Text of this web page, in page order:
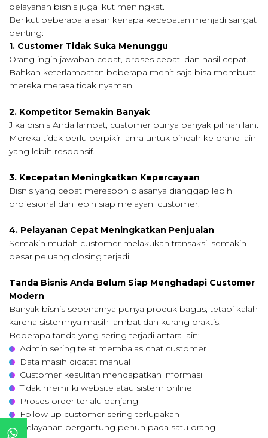
pelayanan bisnis juga ikut meningkat.
Berikut beberapa alasan kenapa kecepatan menjadi sangat
penting:
1. Customer Tidak Suka Menunggu
Orang ingin jawaban cepat, proses cepat, dan hasil cepat.
Bahkan keterlambatan beberapa menit saja bisa membuat
mereka merasa tidak nyaman.
2. Kompetitor Semakin Banyak
Jika bisnis Anda lambat, customer punya banyak pilihan lain.
Mereka tidak perlu berpikir lama untuk pindah ke brand lain
yang lebih responsif.
3. Kecepatan Meningkatkan Kepercayaan
Bisnis yang cepat merespon biasanya dianggap lebih
profesional dan lebih siap melayani customer.
4. Pelayanan Cepat Meningkatkan Penjualan
Semakin mudah customer melakukan transaksi, semakin
besar peluang closing terjadi.
Tanda Bisnis Anda Belum Siap Menghadapi Customer
Modern
Banyak bisnis sebenarnya punya produk bagus, tetapi kalah
karena sistemnya masih lambat dan kurang praktis.
Beberapa tanda yang sering terjadi antara lain:
Admin sering telat membalas chat customer
Data masih dicatat manual
Customer kesulitan mendapatkan informasi
Tidak memiliki website atau sistem online
Proses order terlalu panjang
Follow up customer sering terlupakan
Pelayanan bergantung penuh pada satu orang